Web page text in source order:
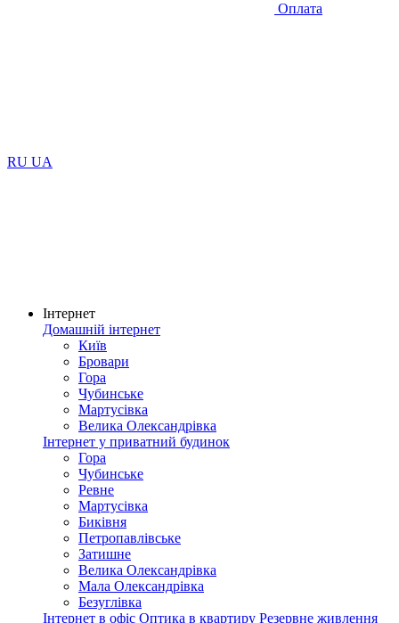
Оплата
RU UA
Інтернет
Домашній інтернет
Київ
Бровари
Гора
Чубинське
Мартусівка
Велика Олександрівка
Інтернет у приватний будинок
Гора
Чубинське
Ревне
Мартусівка
Биківня
Петропавлівське
Затишне
Велика Олександрівка
Мала Олександрівка
Безуглівка
Інтернет в офіс Оптика в квартиру Резервне живлення